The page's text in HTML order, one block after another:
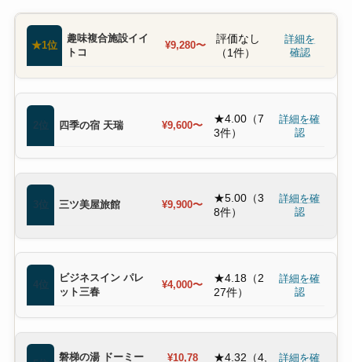
★1位
趣味複合施設イイ
トコ
¥9,280〜
評価なし
（1件）
詳細を
確認
2位 四季の宿 天瑞 ¥9,600〜
★4.00（7
3件）
詳細を確
認
3位 三ツ美屋旅館 ¥9,900〜
★5.00（3
8件）
詳細を確
認
4位
ビジネスイン パレ
ット三春
¥4,000〜
★4.18（2
27件）
詳細を確
認
磐梯の湯 ドーミー ¥10,78 ★4.32（4, 詳細を確